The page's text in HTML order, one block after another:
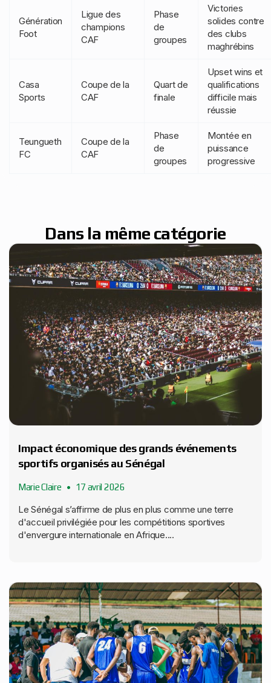
Génération
Foot
Ligue des
champions
CAF
Phase
de
groupes
Victories
solides contre
des clubs
maghrébins
Casa
Sports
Coupe de la
CAF
Quart de
finale
Upset wins et
qualifications
difficile mais
réussie
Teungueth
FC
Coupe de la
CAF
Phase
de
groupes
Montée en
puissance
progressive
Dans la même catégorie
Impact économique des grands événements
sportifs organisés au Sénégal
Marie Claire 17 avril 2026
Le Sénégal s’affirme de plus en plus comme une terre
d'accueil privilégiée pour les compétitions sportives
d'envergure internationale en Afrique....